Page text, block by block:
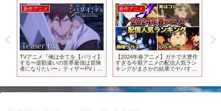
新作アニメ
TVアニメ『俺は全てを【パリイ】
する〜逆勘違いの世界最強は冒険
者になりたい〜』ティザーPV｜
新作アニメ
【2024年春アニメ】ガチで大豊作
すぎる今期アニメの配信人気ラン
キングがまさかの結果でヤバすぎ
生2期/このすば3期/怪獣8号】